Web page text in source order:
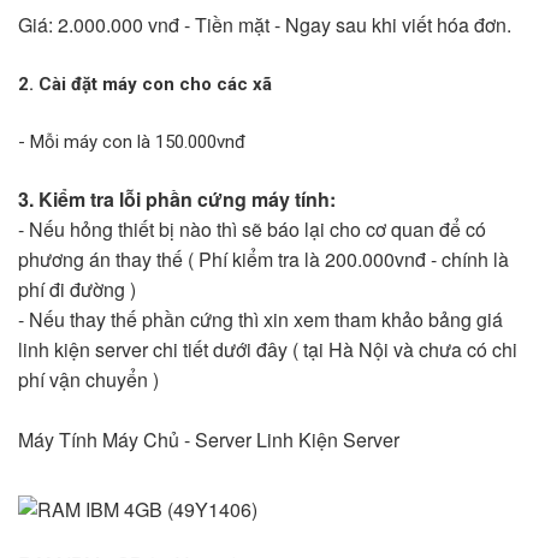
Giá: 2.000.000 vnđ - Tiền mặt - Ngay sau khi viết hóa đơn.
2. Cài đặt máy con cho các xã
- Mỗi máy con là 150.000vnđ
3. Kiểm tra lỗi phần cứng máy tính:
- Nếu hỏng thiết bị nào thì sẽ báo lại cho cơ quan để có
phương án thay thế ( Phí kiểm tra là 200.000vnđ - chính là
phí đi đường )
- Nếu thay thế phần cứng thì xin xem tham khảo bảng giá
linh kiện server chi tiết dưới đây ( tại Hà Nội và chưa có chi
phí vận chuyển )
Máy Tính Máy Chủ - Server Linh Kiện Server